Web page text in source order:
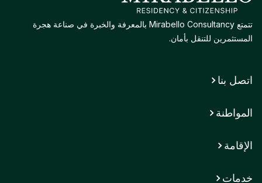
تتمتع Mirabello Consultancy بالمعرفة والخبرة في صناعة هجرة
المستثمرين للتنقل بأمان.
اتصل بنا
المواطنة
الإقامة
خدمات